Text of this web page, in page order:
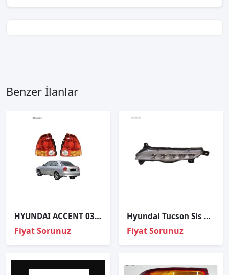
Benzer İlanlar
HYUNDAI ACCENT 03-05 SOL STOP LAMBASI
Fiyat Sorunuz
Hyundai Tucson Sis Lamba Sol (Gündüz Farı) 2015-2018
Fiyat Sorunuz